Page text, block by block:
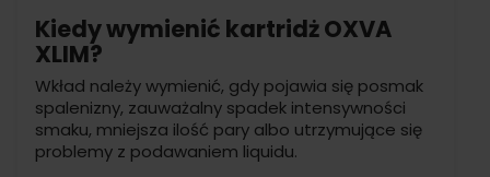
Kiedy wymienić kartridż OXVA
XLIM?
Wkład należy wymienić, gdy pojawia się posmak
spalenizny, zauważalny spadek intensywności
smaku, mniejsza ilość pary albo utrzymujące się
problemy z podawaniem liquidu.